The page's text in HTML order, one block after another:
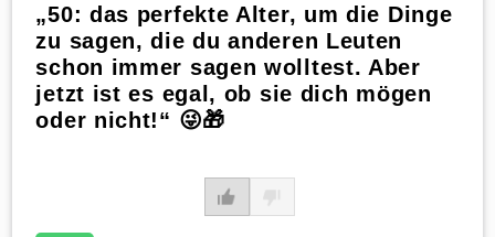
„50: das perfekte Alter, um die Dinge
zu sagen, die du anderen Leuten
schon immer sagen wolltest. Aber
jetzt ist es egal, ob sie dich mögen
oder nicht!“ 😜🎁